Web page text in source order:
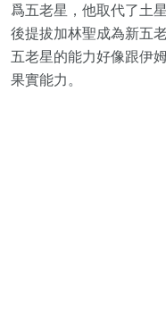
爲五老星，他取代了土
後提拔加林聖成為新五
五老星的能力好像跟伊
果實能力。